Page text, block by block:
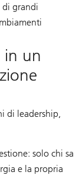
di grandi
in un
di leadership,
solo chi sa
e la propria